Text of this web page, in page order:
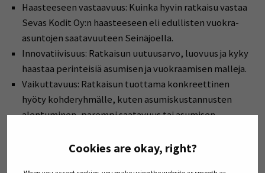
Cookies are okay, right?
Haasteeseen vastaavuus: Kuinka hyvin ratkaisu vastaa
Sevas Kodit Oy:n haasteeseen eli edullisten vuokra-
asuntojen saatavuuteen Seinäjoella.
Innovatiivisuus: Ratkaisun uutuusarvo, luovuus ja kyky
haastaa perinteisiä asumisen ja vuokraamisen malleja.
Vaikuttavuus: Ratkaisun tuottama konkreettinen
hyöty kohderyhmälle, kuten asumiskustannusten
alentuminen, parempi saatavuus tai asumisen
Toteutettavuus: Kuinka realistinen ja käytännössä